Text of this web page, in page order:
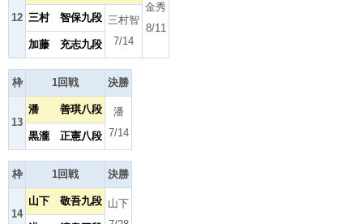
12
金秀
8/11
三村 智保九段 三村智
7/14
加藤 充志九段
枠 1回戦 決勝
13
潘 善琪八段
潘
7/14
黒瀧 正憲八段
枠 1回戦 決勝
14
山下 敬吾九段 山下